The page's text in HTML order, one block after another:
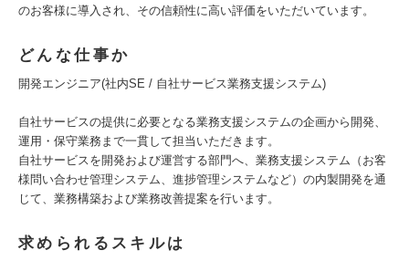
のお客様に導入され、その信頼性に高い評価をいただいています。
どんな仕事か
開発エンジニア(社内SE / 自社サービス業務支援システム)
自社サービスの提供に必要となる業務支援システムの企画から開発、
運用・保守業務まで一貫して担当いただきます。
自社サービスを開発および運営する部門へ、業務支援システム（お客
様問い合わせ管理システム、進捗管理システムなど）の内製開発を通
じて、業務構築および業務改善提案を行います。
求められるスキルは